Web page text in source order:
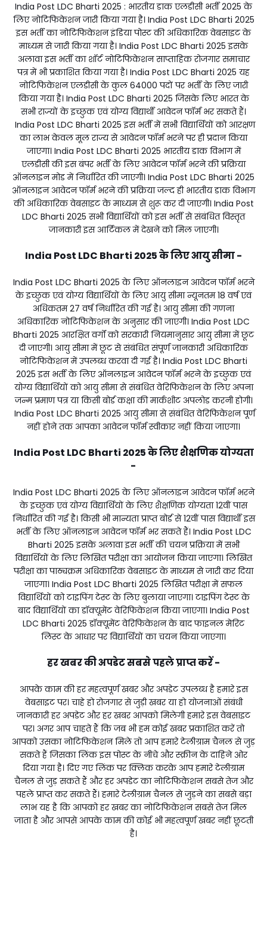
India Post LDC Bharti 2025 : भारतीय डाक एलडीसी भर्ती 2025 के
लिए नोटिफिकेशन जारी किया गया है। India Post LDC Bharti 2025
इस भर्ती का नोटिफिकेशन इंडिया पोस्ट की अधिकारिक वेबसाइट के
माध्यम से जारी किया गया है। India Post LDC Bharti 2025 इसके
अलावा इस भर्ती का शॉर्ट नोटिफिकेशन साप्ताहिक रोजगार समाचार
पत्र में भी प्रकाशित किया गया है। India Post LDC Bharti 2025 यह
नोटिफिकेशन एलडीसी के कुल 64000 पदों पर भर्ती के लिए जारी
किया गया है। India Post LDC Bharti 2025 जिसके लिए भारत के
सभी राज्यों के इच्छुक एवं योग्य विद्यार्थी आवेदन फॉर्म भर सकते हैं।
India Post LDC Bharti 2025 इस भर्ती में सभी विद्यार्थियों को आरक्षण
का लाभ केवल मूल राज्य से आवेदन फॉर्म भरने पर ही प्रदान किया
जाएगा। India Post LDC Bharti 2025 भारतीय डाक विभाग में
एलडीसी की इस बंपर भर्ती के लिए आवेदन फॉर्म भरने की प्रक्रिया
ऑनलाइन मोड में निर्धारित की जाएगी। India Post LDC Bharti 2025
ऑनलाइन आवेदन फॉर्म भरने की प्रक्रिया जल्द ही भारतीय डाक विभाग
की अधिकारिक वेबसाइट के माध्यम से शुरू कर दी जाएगी। India Post
LDC Bharti 2025 सभी विद्यार्थियों को इस भर्ती से संबंधित विस्तृत
जानकारी इस आर्टिकल में देखने को मिल जाएगी।
India Post LDC Bharti 2025 के लिए आयु सीमा -
India Post LDC Bharti 2025 के लिए ऑनलाइन आवेदन फॉर्म भरने
के इच्छुक एवं योग्य विद्यार्थियों के लिए आयु सीमा न्यूनतम 18 वर्ष एवं
अधिकतम 27 वर्ष निर्धारित की गई है। आयु सीमा की गणना
अधिकारिक नोटिफिकेशन के अनुसार की जाएगी। India Post LDC
Bharti 2025 आरक्षित वर्गों को सरकारी नियमानुसार आयु सीमा में छूट
दी जाएगी। आयु सीमा में छूट से संबंधित संपूर्ण जानकारी अधिकारिक
नोटिफिकेशन में उपलब्ध करवा दी गई है। India Post LDC Bharti
2025 इस भर्ती के लिए ऑनलाइन आवेदन फॉर्म भरने के इच्छुक एवं
योग्य विद्यार्थियों को आयु सीमा से संबंधित वेरिफिकेशन के लिए अपना
जन्म प्रमाण पत्र या किसी बोर्ड कक्षा की मार्कशीट अपलोड करनी होगी।
India Post LDC Bharti 2025 आयु सीमा से संबंधित वेरिफिकेशन पूर्ण
नहीं होने तक आपका आवेदन फॉर्म स्वीकार नहीं किया जाएगा।
India Post LDC Bharti 2025 के लिए शैक्षणिक योग्यता
-
India Post LDC Bharti 2025 के लिए ऑनलाइन आवेदन फॉर्म भरने
के इच्छुक एवं योग्य विद्यार्थियों के लिए शैक्षणिक योग्यता 12वीं पास
निर्धारित की गई है। किसी भी मान्यता प्राप्त बोर्ड से 12वीं पास विद्यार्थी इस
भर्ती के लिए ऑनलाइन आवेदन फॉर्म भर सकते हैं। India Post LDC
Bharti 2025 इसके अलावा इस भर्ती की चयन प्रक्रिया में सभी
विद्यार्थियों के लिए लिखित परीक्षा का आयोजन किया जाएगा। लिखित
परीक्षा का पाठ्यक्रम अधिकारिक वेबसाइट के माध्यम से जारी कर दिया
जाएगा। India Post LDC Bharti 2025 लिखित परीक्षा में सफल
विद्यार्थियों को टाइपिंग टेस्ट के लिए बुलाया जाएगा। टाइपिंग टेस्ट के
बाद विद्यार्थियों का डॉक्यूमेंट वेरिफिकेशन किया जाएगा। India Post
LDC Bharti 2025 डॉक्यूमेंट वेरिफिकेशन के बाद फाइनल मेरिट
लिस्ट के आधार पर विद्यार्थियों का चयन किया जाएगा।
हर खबर की अपडेट सबसे पहले प्राप्त करें -
आपके काम की हर महत्वपूर्ण खबर और अपडेट उपलब्ध है हमारे इस
वेबसाइट पर। चाहे हो रोजगार से जुड़ी खबर या हो योजनाओं संबंधी
जानकारी हर अपडेट और हर खबर आपको मिलेगी हमारे इस वेबसाइट
पर। अगर आप चाहते हैं कि जब भी हम कोई खबर प्रकाशित करें तो
आपको उसका नोटिफिकेशन मिले तो आप हमारे टेलीग्राम चैनल से जुड़
सकते हैं जिसका लिंक इस पोस्ट के नीचे और स्क्रीन के दाहिने ओर
दिया गया है। दिए गए लिंक पर क्लिक करके आप हमारे टेलीग्राम
चैनल से जुड़ सकते हैं और हर अपडेट का नोटिफिकेशन सबसे तेज और
पहले प्राप्त कर सकते हैं। हमारे टेलीग्राम चैनल से जुड़ने का सबसे बड़ा
लाभ यह है कि आपको हर खबर का नोटिफिकेशन सबसे तेज मिल
जाता है और आपसे आपके काम की कोई भी महत्वपूर्ण खबर नहीं छूटती
है।